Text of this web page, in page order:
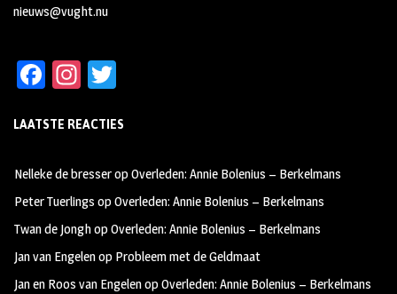
nieuws@vught.nu
Fa
b
oo
k
In
ag
m
tt
LAATSTE REACTIES
Nelleke de bresseropOverleden: Annie Bolenius – Berkelmans
Peter Tuerlings opOverleden: Annie Bolenius – Berkelmans
Twan de JonghopOverleden: Annie Bolenius – Berkelmans
Jan van Engelenop Probleem met de Geldmaat
Jan en Roos van EngelenopOverleden: Annie Bolenius – Berkelmans